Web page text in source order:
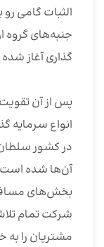
الثبات گامی
جنبه‌های گروه
گذاری آغاز
پس از آن
انواع سرمایه
در کشور
آن‌ها شده
بخش‌های
شرکت تمام
مشتریان را